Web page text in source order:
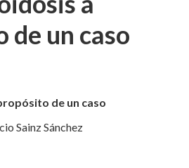
de un caso
de un caso
Sainz Sánchez